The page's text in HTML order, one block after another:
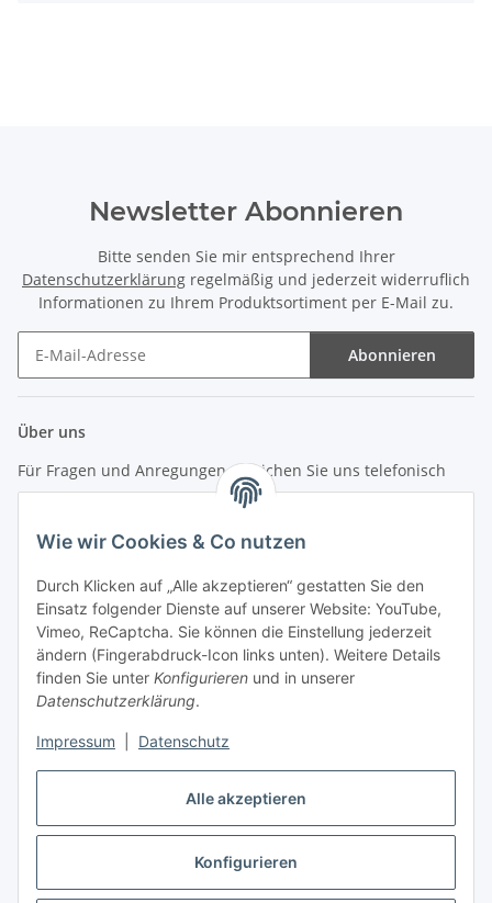
Alle akzeptieren
Konfigurieren
Wie wir Cookies & Co nutzen
Durch Klicken auf „Alle akzeptieren“ gestatten Sie den
Einsatz folgender Dienste auf unserer Website: YouTube,
Vimeo, ReCaptcha. Sie können die Einstellung jederzeit
ändern (Fingerabdruck-Icon links unten). Weitere Details
finden Sie unter Konfigurieren und in unserer
Datenschutzerklärung.
Impressum Datenschutz
Newsletter Abonnieren
Bitte senden Sie mir entsprechend Ihrer
Datenschutzerklärung regelmäßig und jederzeit widerruflich
Informationen zu Ihrem Produktsortiment per E-Mail zu.
Abonnieren
Über uns
Für Fragen und Anregungen erreichen Sie uns telefonisch
info (at) zweitedel.de
Informationen
Gesetzliche Informationen
* Alle Preise inkl. gesetzlicher USt., zzgl.Versand